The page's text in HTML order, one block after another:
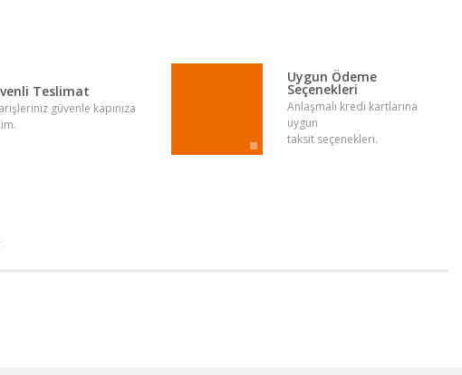
Teslimat
güvenle kapınıza
Uygun Ödeme
Seçenekleri
Anlaşmalı kredi kartlarına
uygun
taksit seçenekleri.